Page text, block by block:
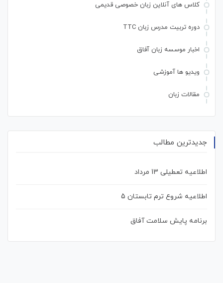
کلاس های آنلاین زبان خصوصی قدیمی
دوره تربیت مدرس زبان TTC
اخبار موسسه زبان آفاق
ویدیو ها آموزشی
مقالات زبان
جدیدترین مطالب
اطلاعیه تعطیلی 13 مرداد
اطلاعیه شروع ترم تابستان 5
برنامه پایش سلامت آفاق